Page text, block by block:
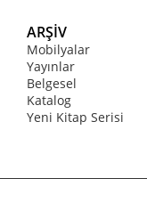
ARŞİV
Mobilyalar
Yayınlar
Belgesel
Katalog
Yeni Kitap Serisi